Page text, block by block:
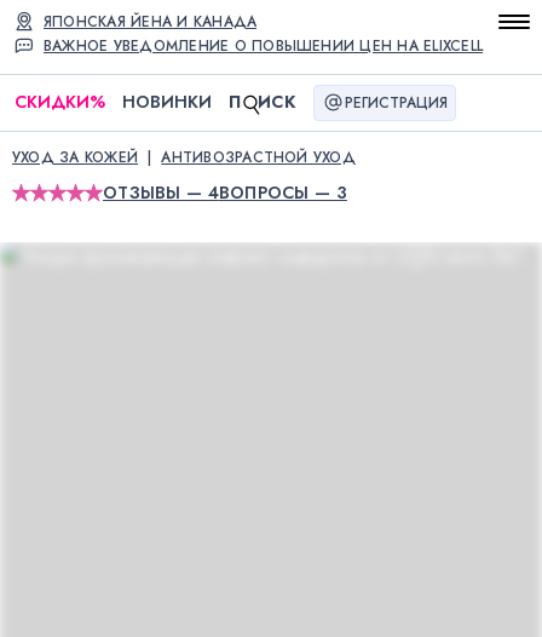
ВАЖНОЕ УВЕДОМЛЕНИЕ О ПОВЫШЕНИИ ЦЕН НА ELIXCELL
ЯПОНСКАЯ ЙЕНА И КАНАДА
СКИДКИ% НОВИНКИ П ИСК РЕГИСТРАЦИЯ
УХОД ЗА КОЖЕЙ АНТИВОЗРАСТНОЙ УХОД
ОТЗЫВЫ — 4ВОПРОСЫ — 3